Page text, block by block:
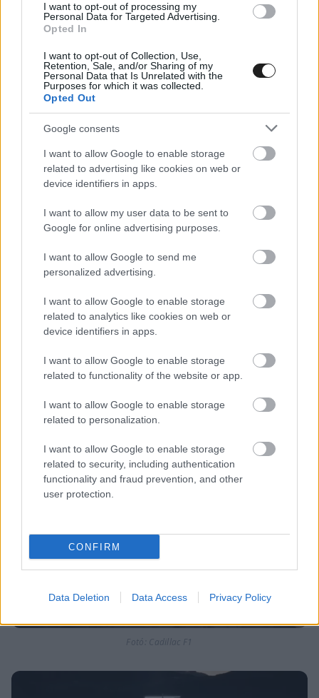
I want to opt-out of processing my
Personal Data for Targeted Advertising.
Opted In
I want to opt-out of Collection, Use,
Retention, Sale, and/or Sharing of my
Personal Data that Is Unrelated with the
Purposes for which it was collected.
Opted Out
Google consents
I want to allow Google to enable storage
related to advertising like cookies on web or
device identifiers in apps.
I want to allow my user data to be sent to
Google for online advertising purposes.
I want to allow Google to send me
personalized advertising.
I want to allow Google to enable storage
related to analytics like cookies on web or
device identifiers in apps.
I want to allow Google to enable storage
related to functionality of the website or app.
I want to allow Google to enable storage
related to personalization.
I want to allow Google to enable storage
related to security, including authentication
functionality and fraud prevention, and other
user protection.
CONFIRM
Data Deletion Data Access Privacy Policy
Fotó: Cadillac F1
Fotó: Cadillac F1
Fotó: Cadillac F1